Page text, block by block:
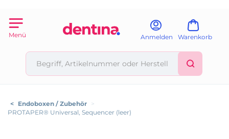
Menü Anmelden Warenkorb
< Endoboxen / Zubehör >
PROTAPER® Universal, Sequencer (leer)